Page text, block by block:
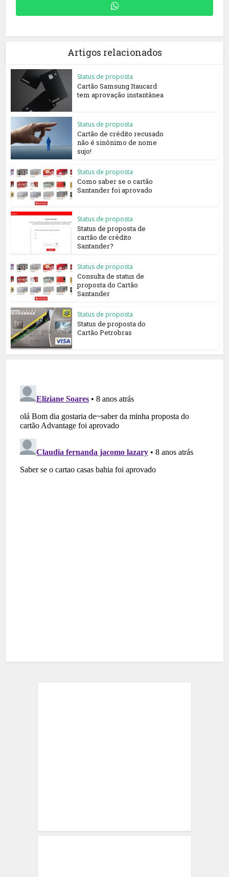
Artigos relacionados
Status de proposta
Cartão Samsung Itaucard
tem aprovação instantânea
Status de proposta
Cartão de crédito recusado
não é sinônimo de nome
sujo!
Status de proposta
Como saber se o cartão
Santander foi aprovado
Status de proposta
Status de proposta de
cartão de crédito
Santander?
Status de proposta
Consulta de status de
proposta do Cartão
Santander
Status de proposta
Status de proposta do
Cartão Petrobras